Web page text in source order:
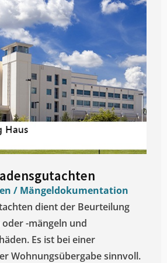
/ Mängeldokumentation
dient der Beurteilung
-mängeln und
Es ist bei einer
Wohnungsübergabe sinnvoll.